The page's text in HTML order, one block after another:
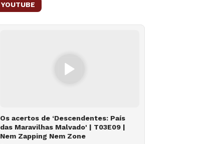
YOUTUBE
Os acertos de ‘Descendentes: País
das Maravilhas Malvado' | T03E09 |
Nem Zapping Nem Zone